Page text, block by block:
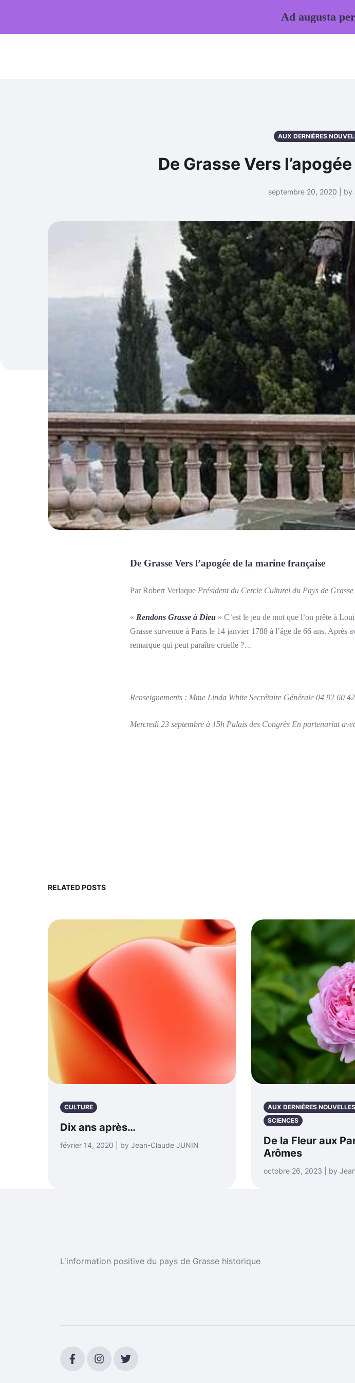
AUX DERNIÈRES
De Grasse Vers
septembre 20, 2020 | by
De Grasse Vers l’apogée de la marine française
Par Robert Verlaque Président du Cercle Culturel du Pays de Grasse
« Rendons Grasse à Dieu » C’est le jeu de mot que l’on prête à
Grasse survenue à Paris le 14 janvier 1788 à l’âge de 66 ans. Après
remarque qui peut paraître cruelle ?…
Renseignements : Mme Linda White Secrétaire Générale 04 92 60
Mercredi 23 septembre à 15h Palais des Congrès En partenariat
RELATED POSTS
CULTURE
Dix ans après…
février 14, 2020 | by Jean-Claude JUNIN
AUX DERNIÈRES NOUVELLES
SCIENCES
De la Fleur aux
Arômes
octobre 26, 2023 | by
L'information positive du pays de Grasse historique
Ad augusta